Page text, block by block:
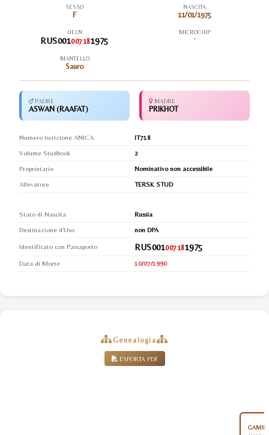
SESSO
F
NASCITA
11/01/1975
UELN
RUS001007181975
MICROCHIP
-
MANTELLO
Sauro
PADRE
ASWAN (RAAFAT)
MADRE
PRIKHOT
Numero Iscrizione ANICA
IT718
Volume Studbook
2
Proprietario
Nominativo non accessibile
Allevatore
TERSK STUD
Stato di Nascita
Russia
Destinazione d'Uso
non DPA
Identificato con Passaporto RUS001007181975
Data di Morte 10/07/1990
Genealogia
ESPORTA PDF
GAMIL